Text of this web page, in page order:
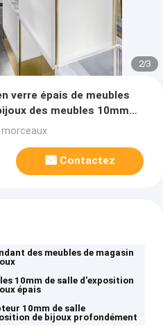
2/3
verre épais de meubles
des meubles 10mm
morceaux
Contactez
des meubles de magasin
10mm de salle d'exposition
épais
10mm de salle
de bijoux profondément